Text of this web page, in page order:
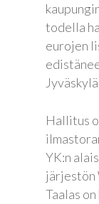
todella
eurojen
Hallitus
YK:n
järjestön
Taalas